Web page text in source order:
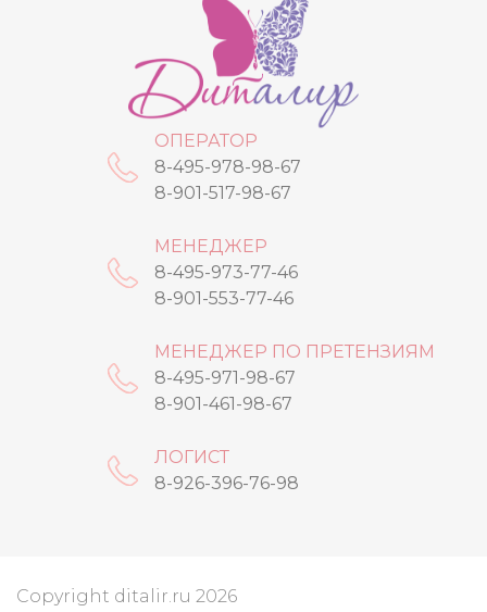
ОПЕРАТОР
8-495-978-98-67
8-901-517-98-67
МЕНЕДЖЕР
8-495-973-77-46
8-901-553-77-46
МЕНЕДЖЕР ПО ПРЕТЕНЗИЯМ
8-495-971-98-67
8-901-461-98-67
ЛОГИСТ
8-926-396-76-98
Copyright ditalir.ru 2026